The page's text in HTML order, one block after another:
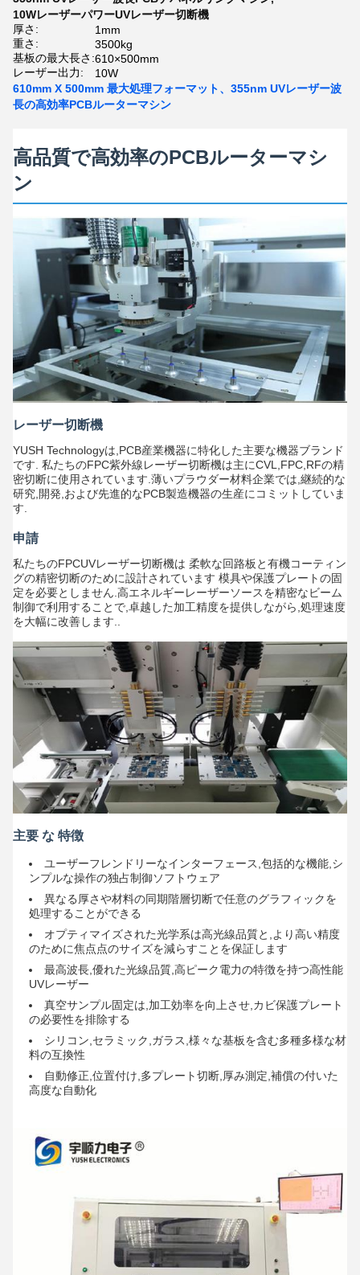
10WレーザーパワーUVレーザー切断機
厚さ:
1mm
重さ:
3500kg
基板の最大長さ:610×500mm
レーザー出力:
10W
610mm X 500mm 最大処理フォーマット、355nm UVレーザー波
長の高効率PCBルーターマシン
高品質で高効率のPCBルーターマシ
ン
レーザー切断機
YUSH Technologyは,PCB産業機器に特化した主要な機器ブランド
です. 私たちのFPC紫外線レーザー切断機は主にCVL,FPC,RFの精
密切断に使用されています.薄いプラウダー材料企業では,継続的な
研究,開発,および先進的なPCB製造機器の生産にコミットしていま
す.
申請
私たちのFPCUVレーザー切断機は 柔軟な回路板と有機コーティン
グの精密切断のために設計されています 模具や保護プレートの固
定を必要としません.高エネルギーレーザーソースを精密なビーム
制御で利用することで,卓越した加工精度を提供しながら,処理速度
を大幅に改善します..
主要 な 特徴
ユーザーフレンドリーなインターフェース,包括的な機能,シ
ンプルな操作の独占制御ソフトウェア
異なる厚さや材料の同期階層切断で任意のグラフィックを
処理することができる
オプティマイズされた光学系は高光線品質と,より高い精度
のために焦点点のサイズを減らすことを保証します
最高波長,優れた光線品質,高ピーク電力の特徴を持つ高性能
UVレーザー
真空サンプル固定は,加工効率を向上させ,カビ保護プレート
の必要性を排除する
シリコン,セラミック,ガラス,様々な基板を含む多種多様な材
料の互換性
自動修正,位置付け,多プレート切断,厚み測定,補償の付いた
高度な自動化